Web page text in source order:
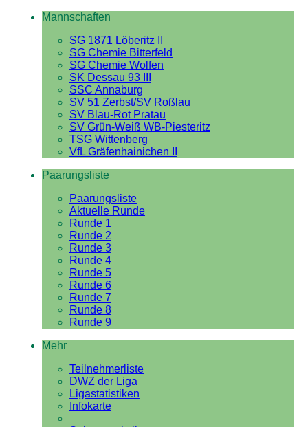
Mannschaften
SG 1871 Löberitz II
SG Chemie Bitterfeld
SG Chemie Wolfen
SK Dessau 93 III
SSC Annaburg
SV 51 Zerbst/SV Roßlau
SV Blau-Rot Pratau
SV Grün-Weiß WB-Piesteritz
TSG Wittenberg
VfL Gräfenhainichen II
Paarungsliste
Paarungsliste
Aktuelle Runde
Runde 1
Runde 2
Runde 3
Runde 4
Runde 5
Runde 6
Runde 7
Runde 8
Runde 9
Mehr
Teilnehmerliste
DWZ der Liga
Ligastatistiken
Infokarte